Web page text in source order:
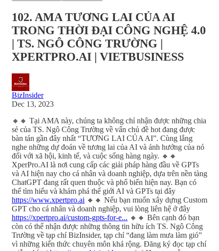
102. AMA TƯƠNG LAI CỦA AI
TRONG THỜI ĐẠI CÔNG NGHỆ 4.0
| TS. NGÔ CÔNG TRƯỜNG |
XPERTPRO.AI | VIETBUSINESS
BizInsider
Dec 13, 2023
🔸🔸 Tại AMA này, chúng ta không chỉ nhận được những chia
sẻ của TS. Ngô Công Trường về vấn chủ đề hot đang được
bàn tán gần đây nhất “TƯƠNG LAI CỦA AI”. Cùng lắng
nghe những dự đoán về tương lai của AI và ảnh hưởng của nó
đối với xã hội, kinh tế, và cuộc sống hàng ngày. 🔸🔸
XperPro.AI là nơi cung cấp các giải pháp hàng đầu về GPTs
và AI hiện nay cho cá nhân và doanh nghiệp, dựa trên nền tàng
ChatGPT đang rất quen thuộc và phổ biến hiện nay. Bạn có
thể tìm hiểu và khám phá thế giới AI và GPTs tại đây
https://www.xpertpro.ai 🔸🔸 Nếu bạn muốn xây dựng Custom
GPT cho cá nhân và doanh nghiệp, vui lòng liên hệ ở đây
https://xpertpro.ai/custom-gpts-for-e... 🔸🔸 Bên cạnh đó bạn
còn có thể nhận được những thông tin hữu ích TS. Ngô Công
Trường về tạp chí BizInsider, tạp chí “đang làm mưa làm gió”
vì những kiến thức chuyên môn khá rộng. Đăng ký đọc tạp chí